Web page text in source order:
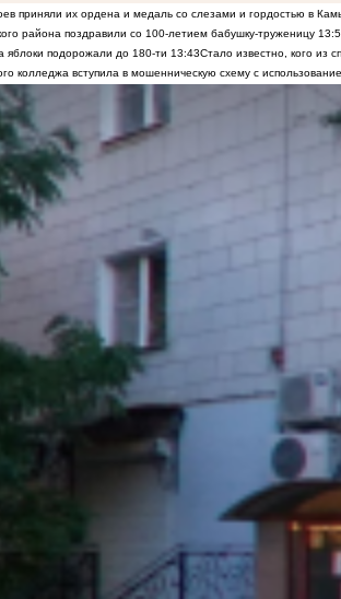
приняли их ордена и медаль со слезами и гордостью в
района поздравили со 100-летием бабушку-труженицу
яблоки подорожали до 180-ти 13:43Стало известно, кого из
колледжа вступила в мошенническую схему с